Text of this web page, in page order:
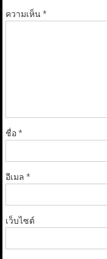
ความเห็น*
ชื่อ*
อีเมล *
เว็บไซต์